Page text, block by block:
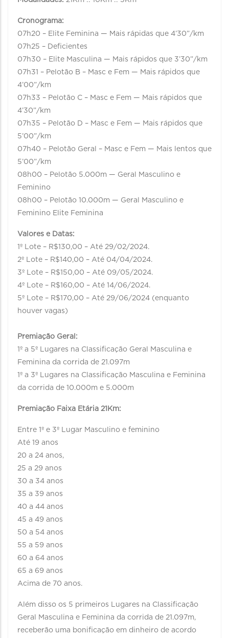
Cronograma:
07h20 – Elite Feminina — Mais rápidas que 4’30”/km
07h25 – Deficientes
07h30 – Elite Masculina — Mais rápidos que 3’30”/km
07h31 – Pelotão B – Masc e Fem — Mais rápidos que
4’00”/km
07h33 – Pelotão C – Masc e Fem — Mais rápidos que
4’30”/km
07h35 – Pelotão D – Masc e Fem — Mais rápidos que
5’00”/km
07h40 – Pelotão Geral – Masc e Fem — Mais lentos que
5’00”/km
08h00 – Pelotão 5.000m — Geral Masculino e
Feminino
08h00 – Pelotão 10.000m — Geral Masculino e
Feminino Elite Feminina
Valores e Datas:
1º Lote – R$130,00 – Até 29/02/2024.
2º Lote – R$140,00 – Até 04/04/2024.
3º Lote – R$150,00 – Até 09/05/2024.
4º Lote – R$160,00 – Até 14/06/2024.
5º Lote – R$170,00 – Até 29/06/2024 (enquanto
houver vagas)
Premiação Geral:
1º a 5º Lugares na Classificação Geral Masculina e
Feminina da corrida de 21.097m
1º a 3º Lugares na Classificação Masculina e Feminina
da corrida de 10.000m e 5.000m
Premiação Faixa Etária 21Km:
Entre 1º e 3º Lugar Masculino e feminino
Até 19 anos
20 a 24 anos,
25 a 29 anos
30 a 34 anos
35 a 39 anos
40 a 44 anos
45 a 49 anos
50 a 54 anos
55 a 59 anos
60 a 64 anos
65 a 69 anos
Acima de 70 anos.
Além disso os 5 primeiros Lugares na Classificação
Geral Masculina e Feminina da corrida de 21.097m,
receberão uma bonificação em dinheiro de acordo